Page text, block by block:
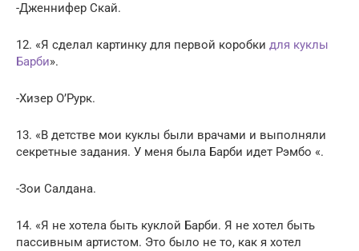
-Дженнифер Скай.
12. «Я сделал картинку для первой коробки для куклы
Барби».
-Хизер О’Рурк.
13. «В детстве мои куклы были врачами и выполняли
секретные задания. У меня была Барби идет Рэмбо «.
-Зои Салдана.
14. «Я не хотела быть куклой Барби. Я не хотел быть
пассивным артистом. Это было не то, как я хотел